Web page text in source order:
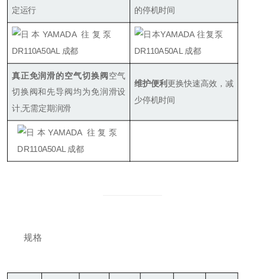
定运行 的停机时间
真正免润滑的空气切换阀 空气
切换阀和先导阀均为免润滑设
计,无需定期润滑
维护便利更换快速高效，减
少停机时间
规格